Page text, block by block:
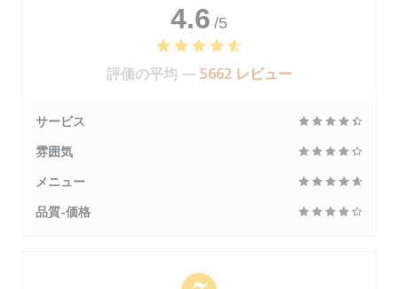
4.6 /5
評価の平均 — 5662 レビュー
サービス
雰囲気
メニュー
品質-価格